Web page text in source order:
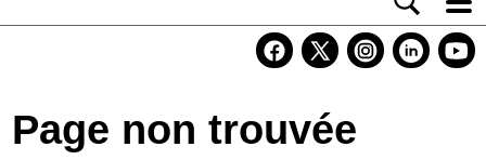
Economie
Page non trouvée